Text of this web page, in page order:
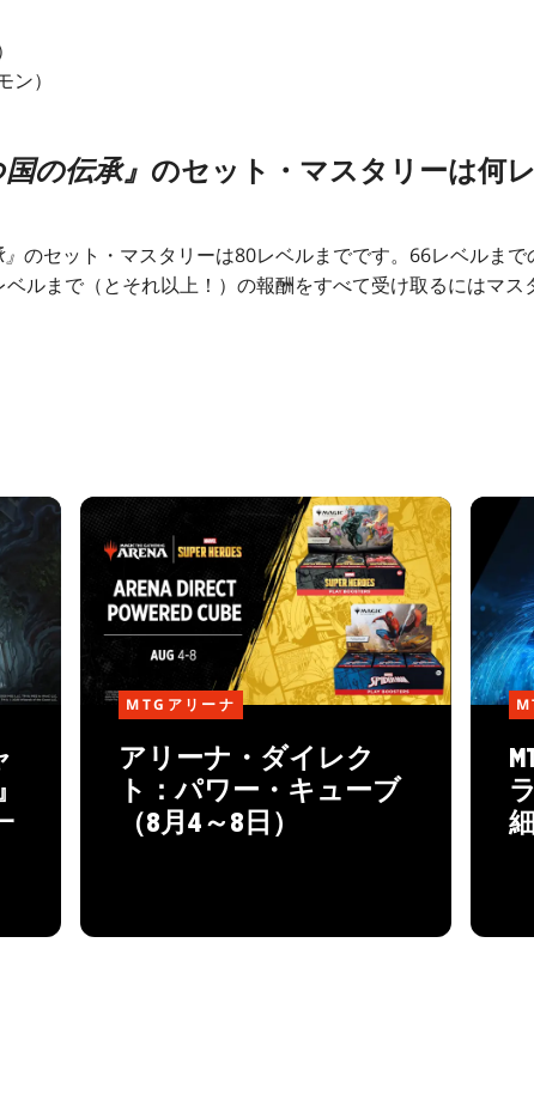
）
の伝承』 のセット・マスタリーは何
のセット・マスタリーは80レベルまでです。66レベルま
ルまで（とそれ以上！）の報酬をすべて受け取るにはマス
MTGアリーナ
アリーナ・ダイレク
ト：パワー・キューブ
（8月4～8日）
細